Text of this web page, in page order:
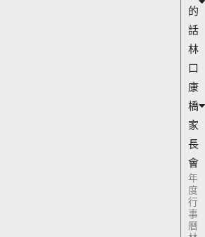
的
話
林
口
康
橋
家
長
會
年
度
行
事
曆